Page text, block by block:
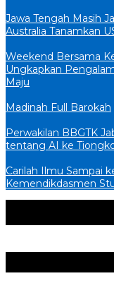
Jawa Tengah Masih
Australia Tanamkan
Weekend Bersama
Ungkapkan
Maju
Madinah Full Barokah
Perwakilan BBGTK
tentang AI ke
Carilah Ilmu Sampai
Kemendikdasmen